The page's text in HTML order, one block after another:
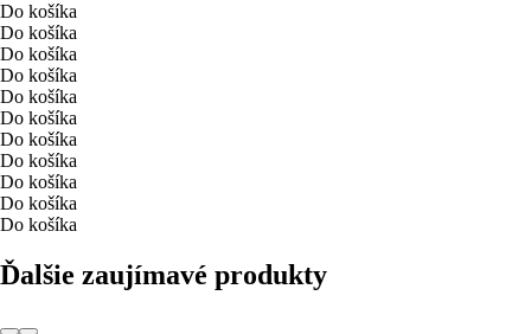
Do košíka
Do košíka
Do košíka
Do košíka
Do košíka
Do košíka
Do košíka
Do košíka
Do košíka
Do košíka
Do košíka
Ďalšie zaujímavé produkty